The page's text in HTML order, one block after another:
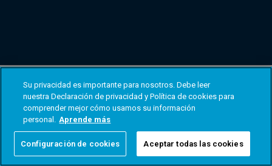
Su privacidad es importante para nosotros. Debe leer
nuestra Declaración de privacidad y Política de cookies para
comprender mejor cómo usamos su información
personal. Aprende más
Configuración de cookies Aceptar todas las cookies